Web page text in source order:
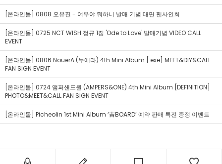
[온라인몰] 0808 오유진 - 여우야 뭐하니 발매 기념 대면 팬사인회
[온라인몰] 0725 NCT WISH 정규 1집 'Ode to Love' 발매기념 VIDEO CALL
EVENT
[온라인몰] 0806 NouerA (누에라) 4th Mini Album [.exe] MEET&DIY&CALL
FAN SIGN EVENT
[온라인몰] 0724 앰퍼샌드원 (AMPERS&ONE) 4th Mini Album [DEFINITION]
PHOTO&MEET&CALL FAN SIGN EVENT
[온라인몰] Picheolin 1st Mini Album ‘吉BOARD’ 예약 판매 특전 증정 이벤트